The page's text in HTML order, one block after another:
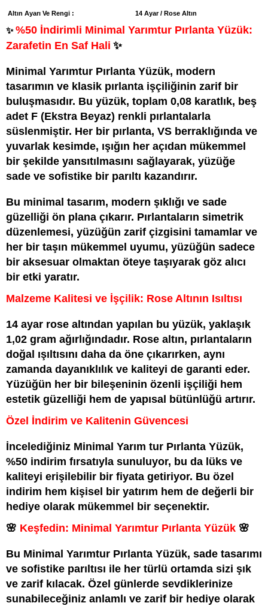
Altın Ayarı Ve Rengi : 14 Ayar / Rose Altın
✨ %50 İndirimli Minimal Yarımtur Pırlanta Yüzük:
Zarafetin En Saf Hali ✨
Minimal Yarımtur Pırlanta Yüzük, modern
tasarımın ve klasik pırlanta işçiliğinin zarif bir
buluşmasıdır. Bu yüzük, toplam 0,08 karatlık, beş
adet F (Ekstra Beyaz) renkli pırlantalarla
süslenmiştir. Her bir pırlanta, VS berraklığında ve
yuvarlak kesimde, ışığın her açıdan mükemmel
bir şekilde yansıtılmasını sağlayarak, yüzüğe
sade ve sofistike bir parıltı kazandırır.
Bu minimal tasarım, modern şıklığı ve sade
güzelliği ön plana çıkarır. Pırlantaların simetrik
düzenlemesi, yüzüğün zarif çizgisini tamamlar ve
her bir taşın mükemmel uyumu, yüzüğün sadece
bir aksesuar olmaktan öteye taşıyarak göz alıcı
bir etki yaratır.
Malzeme Kalitesi ve İşçilik: Rose Altının Isıltısı
14 ayar rose altından yapılan bu yüzük, yaklaşık
1,02 gram ağırlığındadır. Rose altın, pırlantaların
doğal ışıltısını daha da öne çıkarırken, aynı
zamanda dayanıklılık ve kaliteyi de garanti eder.
Yüzüğün her bir bileşeninin özenli işçiliği hem
estetik güzelliği hem de yapısal bütünlüğü artırır.
Özel İndirim ve Kalitenin Güvencesi
İncelediğiniz Minimal Yarım tur Pırlanta Yüzük,
%50 indirim fırsatıyla sunuluyor, bu da lüks ve
kaliteyi erişilebilir bir fiyata getiriyor. Bu özel
indirim hem kişisel bir yatırım hem de değerli bir
hediye olarak mükemmel bir seçenektir.
🌸 Keşfedin: Minimal Yarımtur Pırlanta Yüzük 🌸
Bu Minimal Yarımtur Pırlanta Yüzük, sade tasarımı
ve sofistike parıltısı ile her türlü ortamda sizi şık
ve zarif kılacak. Özel günlerde sevdiklerinize
sunabileceğiniz anlamlı ve zarif bir hediye olarak